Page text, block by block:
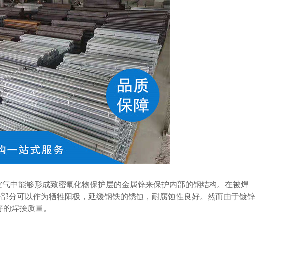
西安螺纹钢
中能够形成致密氧化物保护层的金属锌来保护内部的钢结构。在被焊
分可以作为牺牲阳极，延缓钢铁的锈蚀，耐腐蚀性良好。然而由于镀锌
焊接质量。